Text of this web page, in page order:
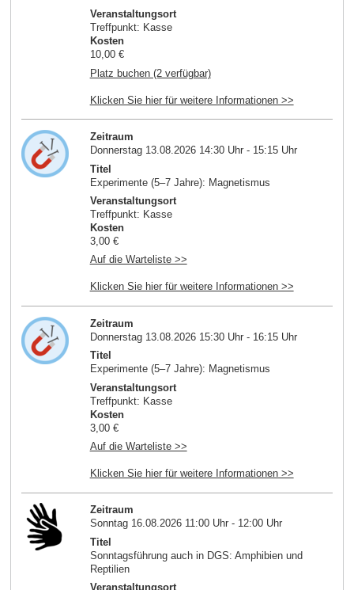
Veranstaltungsort
Treffpunkt: Kasse
Kosten
10,00 €
Platz buchen (2 verfügbar)
Klicken Sie hier für weitere Informationen >>
Zeitraum
Donnerstag 13.08.2026 14:30 Uhr - 15:15 Uhr
Titel
Experimente (5–7 Jahre): Magnetismus
Veranstaltungsort
Treffpunkt: Kasse
Kosten
3,00 €
Auf die Warteliste >>
Klicken Sie hier für weitere Informationen >>
Zeitraum
Donnerstag 13.08.2026 15:30 Uhr - 16:15 Uhr
Titel
Experimente (5–7 Jahre): Magnetismus
Veranstaltungsort
Treffpunkt: Kasse
Kosten
3,00 €
Auf die Warteliste >>
Klicken Sie hier für weitere Informationen >>
Zeitraum
Sonntag 16.08.2026 11:00 Uhr - 12:00 Uhr
Titel
Sonntagsführung auch in DGS: Amphibien und
Reptilien
Veranstaltungsort